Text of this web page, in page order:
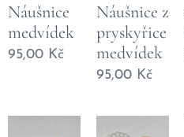
Náušnice
medvídek
95,00 Kč
Náušnice z
pryskyřice
medvídek
95,00 Kč